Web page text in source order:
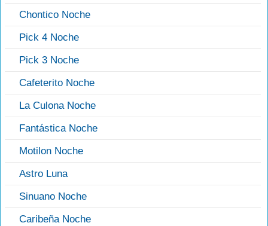
Chontico Noche
Pick 4 Noche
Pick 3 Noche
Cafeterito Noche
La Culona Noche
Fantástica Noche
Motilon Noche
Astro Luna
Sinuano Noche
Caribeña Noche